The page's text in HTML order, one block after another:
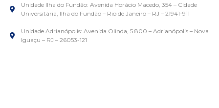
Unidade Ilha do Fundão: Avenida Horácio Macedo, 354 – Cidade
Universitária, Ilha do Fundão – Rio de Janeiro – RJ – 21941-911
Unidade Adrianópolis: Avenida Olinda, 5.800 – Adrianópolis – Nova
Iguaçu – RJ – 26053-121